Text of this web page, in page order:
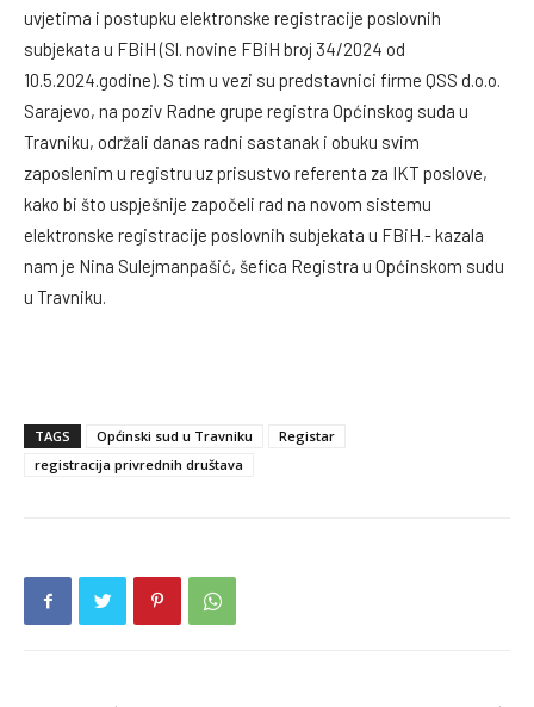
uvjetima i postupku elektronske registracije poslovnih
subjekata u FBiH (Sl. novine FBiH broj 34/2024 od
10.5.2024.godine). S tim u vezi su predstavnici firme QSS d.o.o.
Sarajevo, na poziv Radne grupe registra Općinskog suda u
Travniku, održali danas radni sastanak i obuku svim
zaposlenim u registru uz prisustvo referenta za IKT poslove,
kako bi što uspješnije započeli rad na novom sistemu
elektronske registracije poslovnih subjekata u FBiH.- kazala
nam je Nina Sulejmanpašić, šefica Registra u Općinskom sudu
u Travniku.
TAGS Općinski sud u Travniku
Registar
registracija privrednih društava